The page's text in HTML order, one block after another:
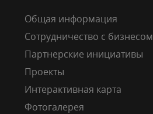
Общая информация
Сотрудничество с бизнесом
Партнерские инициативы
Проекты
Интерактивная карта
Фотогалерея